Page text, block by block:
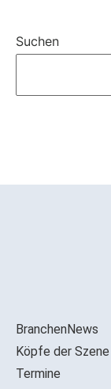
Suchen
BranchenNews
Köpfe der Szene
Termine